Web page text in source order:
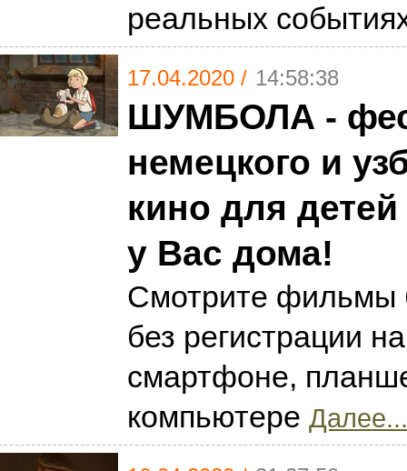
реальных
17.04.2020 / 14:58:38
ШУМБОЛА -
немецкого и
кино для
у Вас дома!
Смотрите фильмы
без регистрации
смартфоне,
компьютере Далее...